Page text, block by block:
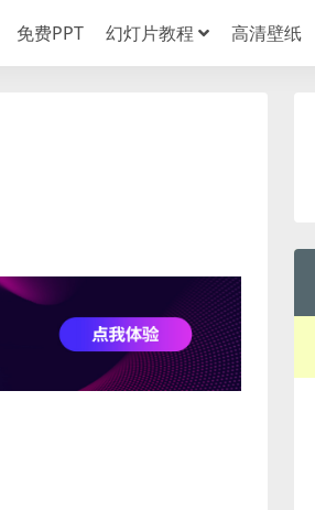
免费PPT 幻灯片教程 高清壁纸